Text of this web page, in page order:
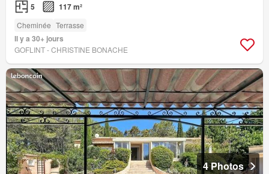
5 117 m²
Cheminée Terrasse
Il y a 30+ jours
GOFLINT - CHRISTINE BONACHE
4 Photos